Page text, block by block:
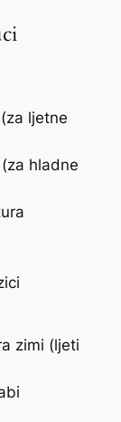
ljetne
hladne
zimi (ljeti